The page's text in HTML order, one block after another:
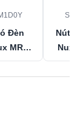
Đèn
MRX-
D22,
Chính
SKU:
Nút
Nux
Nhấn
Đỏ,